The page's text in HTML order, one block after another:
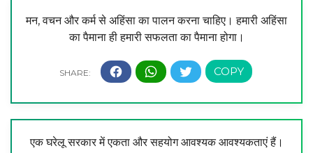
मन, वचन और कर्म से अहिंसा का पालन करना चाहिए। हमारी अहिंसा
का पैमाना ही हमारी सफलता का पैमाना होगा।
एक घरेलू सरकार में एकता और सहयोग आवश्यक आवश्यकताएं हैं।